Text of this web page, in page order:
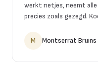
werkt netjes, neemt alle
precies zoals gezegd.
M Montserrat Bruins